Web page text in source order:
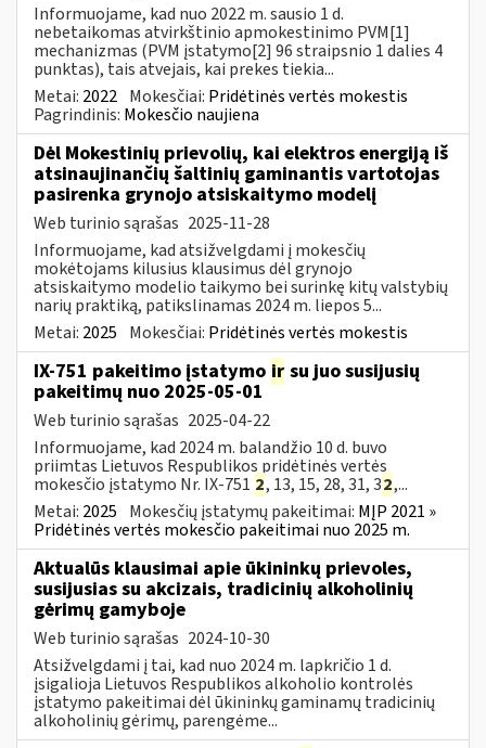
Informuojame, kad nuo 2022 m. sausio 1 d.
nebetaikomas atvirkštinio apmokestinimo PVM[1]
mechanizmas (PVM įstatymo[2] 96 straipsnio 1 dalies 4
punktas), tais atvejais, kai prekes tiekia...
Metai: 2022 Mokesčiai: Pridėtinės vertės mokestis
Pagrindinis: Mokesčio naujiena
Dėl Mokestinių prievolių, kai elektros energiją iš
atsinaujinančių šaltinių gaminantis vartotojas
pasirenka grynojo atsiskaitymo modelį
Web turinio sąrašas 2025-11-28
Informuojame, kad atsižvelgdami į mokesčių
mokėtojams kilusius klausimus dėl grynojo
atsiskaitymo modelio taikymo bei surinkę kitų valstybių
narių praktiką, patikslinamas 2024 m. liepos 5...
Metai: 2025 Mokesčiai: Pridėtinės vertės mokestis
IX-751 pakeitimo įstatymo ir su juo susijusių
pakeitimų nuo 2025-05-01
Web turinio sąrašas 2025-04-22
Informuojame, kad 2024 m. balandžio 10 d. buvo
priimtas Lietuvos Respublikos pridėtinės vertės
mokesčio įstatymo Nr. IX-751 2, 13, 15, 28, 31, 32,...
Metai: 2025 Mokesčių įstatymų pakeitimai: MĮP 2021 »
Pridėtinės vertės mokesčio pakeitimai nuo 2025 m.
Aktualūs klausimai apie ūkininkų prievoles,
susijusias su akcizais, tradicinių alkoholinių
gėrimų gamyboje
Web turinio sąrašas 2024-10-30
Atsižvelgdami į tai, kad nuo 2024 m. lapkričio 1 d.
įsigalioja Lietuvos Respublikos alkoholio kontrolės
įstatymo pakeitimai dėl ūkininkų gaminamų tradicinių
alkoholinių gėrimų, parengėme...